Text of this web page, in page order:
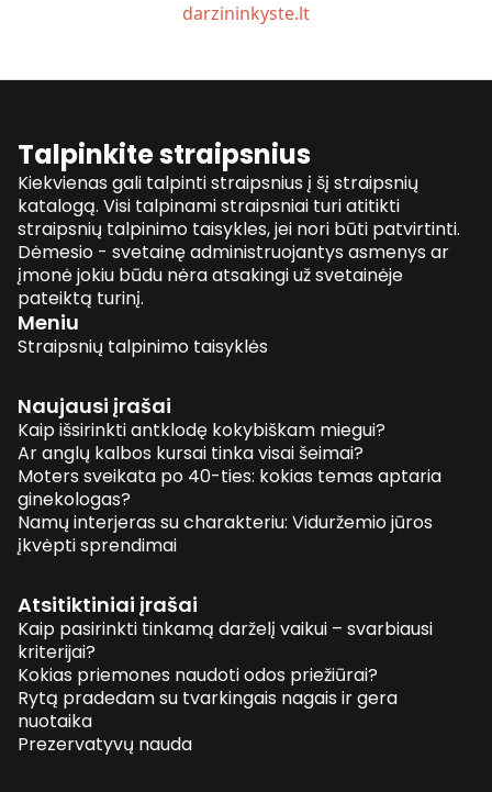
darzininkyste.lt
Talpinkite straipsnius
Kiekvienas gali talpinti straipsnius į šį straipsnių
katalogą. Visi talpinami straipsniai turi atitikti
straipsnių talpinimo taisykles, jei nori būti patvirtinti.
Dėmesio - svetainę administruojantys asmenys ar
įmonė jokiu būdu nėra atsakingi už svetainėje
pateiktą turinį.
Meniu
Straipsnių talpinimo taisyklės
Naujausi įrašai
Kaip išsirinkti antklodę kokybiškam miegui?
Ar anglų kalbos kursai tinka visai šeimai?
Moters sveikata po 40-ties: kokias temas aptaria
ginekologas?
Namų interjeras su charakteriu: Viduržemio jūros
įkvėpti sprendimai
Atsitiktiniai įrašai
Kaip pasirinkti tinkamą darželį vaikui – svarbiausi
kriterijai?
Kokias priemones naudoti odos priežiūrai?
Rytą pradedam su tvarkingais nagais ir gera
nuotaika
Prezervatyvų nauda